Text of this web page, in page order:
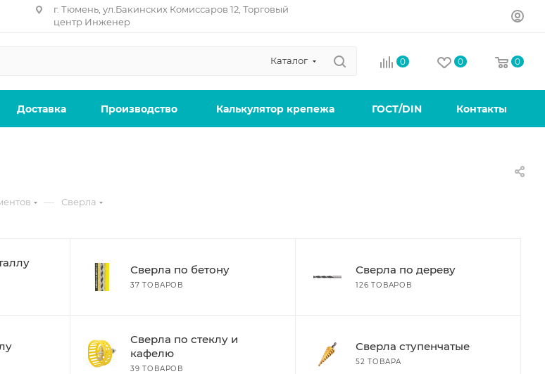
г. Тюмень, ул.Бакинских Комиссаров 12, Торговый
центр Инженер
Каталог 0 0 0
Доставка Производство Калькулятор крепежа ГОСТ/DIN Контакты
— Сверла
Сверла по бетону
37 ТОВАРОВ
Сверла по дереву
126 ТОВАРОВ
Сверла по стеклу и
кафелю
39 ТОВАРОВ
Сверла ступенчатые
52 ТОВАРА